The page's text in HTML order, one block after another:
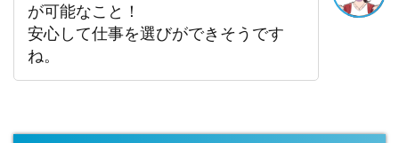
が可能なこと！
安心して仕事を選びができそうです
ね。